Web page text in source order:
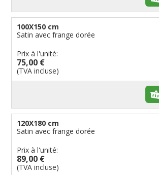
100X150 cm
Satin avec frange dorée
Prix à l'unité:
75,00 €
(TVA incluse)
120X180 cm
Satin avec frange dorée
Prix à l'unité:
89,00 €
(TVA incluse)